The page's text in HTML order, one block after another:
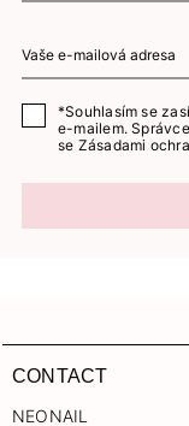
*Souhlasím se
e-mailem.
se Zásadami
CONTACT
NEONAIL